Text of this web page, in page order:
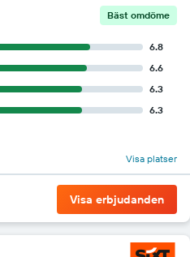
Bäst omdöme
6.8
6.6
6.3
6.3
Visa platser
Visa erbjudanden